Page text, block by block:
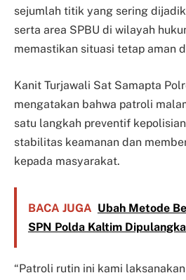
sejumlah titik yang sering
serta area SPBU di wilayah
memastikan situasi tetap aman
Kanit Turjawali Sat Samapta
mengatakan bahwa patroli
satu langkah preventif
stabilitas keamanan dan
kepada masyarakat.
BACA JUGA Ubah Metode
SPN Polda Kaltim
“Patroli rutin ini kami